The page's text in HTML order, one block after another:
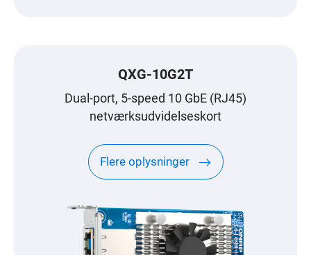
QXG-10G2T
Dual-port, 5-speed 10 GbE (RJ45)
netværksudvidelseskort
Flere oplysninger